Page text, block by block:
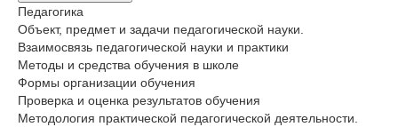
Педагогика
Объект, предмет и задачи педагогической науки.
Взаимосвязь педагогической науки и практики
Методы и средства обучения в школе
Формы организации обучения
Проверка и оценка результатов обучения
Методология практической педагогической деятельности.